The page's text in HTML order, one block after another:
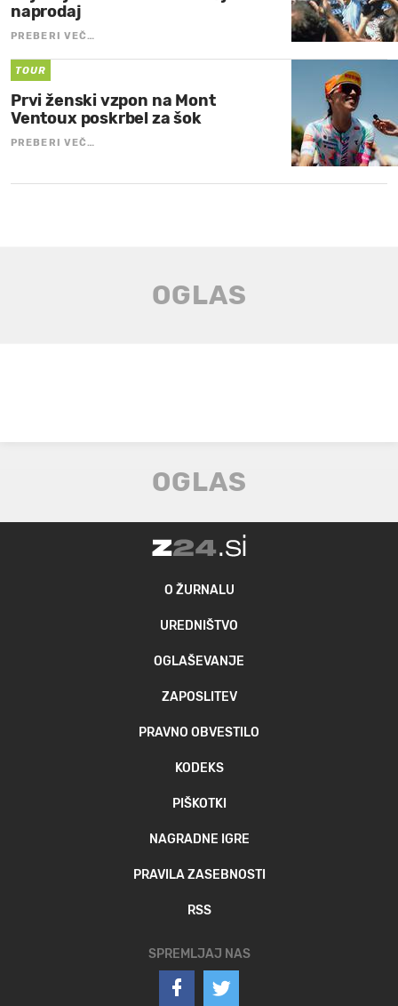
naprodaj
PREBERI VEČ…
TOUR
Prvi ženski vzpon na Mont
Ventoux poskrbel za šok
PREBERI VEČ…
O ŽURNALU
UREDNIŠTVO
OGLAŠEVANJE
ZAPOSLITEV
PRAVNO OBVESTILO
KODEKS
PIŠKOTKI
NAGRADNE IGRE
PRAVILA ZASEBNOSTI
RSS
SPREMLJAJ NAS